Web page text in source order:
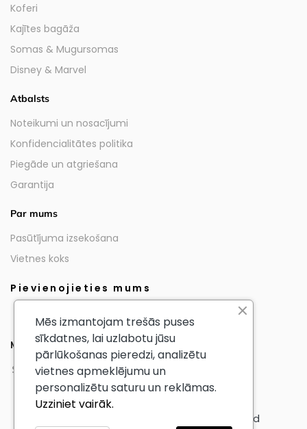
Koferi
Kajītes bagāža
Somas & Mugursomas
Disney & Marvel
Atbalsts
Noteikumi un nosacījumi
Konfidencialitātes politika
Piegāde un atgriešana
Garantija
Par mums
Pasūtījuma izsekošana
Vietnes koks
Pievienojieties mums
Mūsu partneri
© AmericanTourister - All Rights Reserved
Mēs izmantojam trešās puses
sīkdatnes, lai uzlabotu jūsu
pārlūkošanas pieredzi, analizētu
vietnes apmeklējumu un
personalizētu saturu un reklāmas.
Uzziniet vairāk.